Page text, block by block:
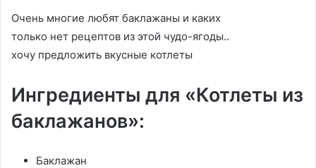
Очень многие любят баклажаны и каких
только нет рецептов из этой чудо-ягоды..
хочу предложить вкусные котлеты
Ингредиенты для «Котлеты из
баклажанов»:
Баклажан